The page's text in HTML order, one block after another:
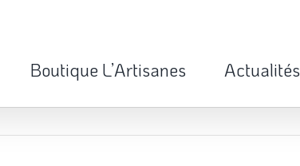
Boutique L’Artisanes Actualités